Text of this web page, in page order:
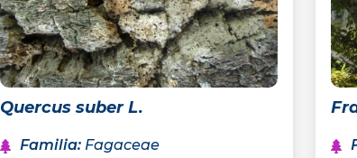
Quercus suber L.
Familia: Fagaceae